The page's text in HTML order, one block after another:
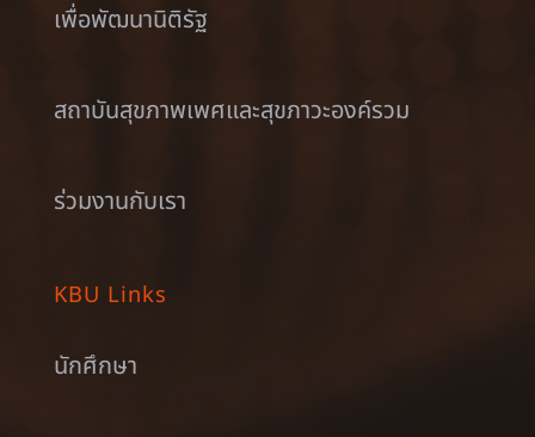
เพื่อพัฒนานิติรัฐ
สถาบันสุขภาพเพศและสุขภาวะองค์รวม
ร่วมงานกับเรา
KBU Links
นักศึกษา